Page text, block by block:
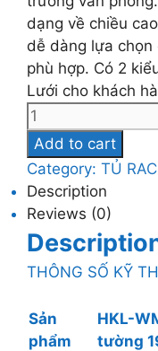
dạng về chiều
dễ dàng lựa chọn
phù hợp. Có 2
Lưới cho khách
HKL-
WM065PRO-
S
6U
–
3
cửa
1
quạt
Add to cart
Category: TỦ
Description
Reviews (0)
THÔNG SỐ KỸ
Sản
phẩm
HKL-
tường